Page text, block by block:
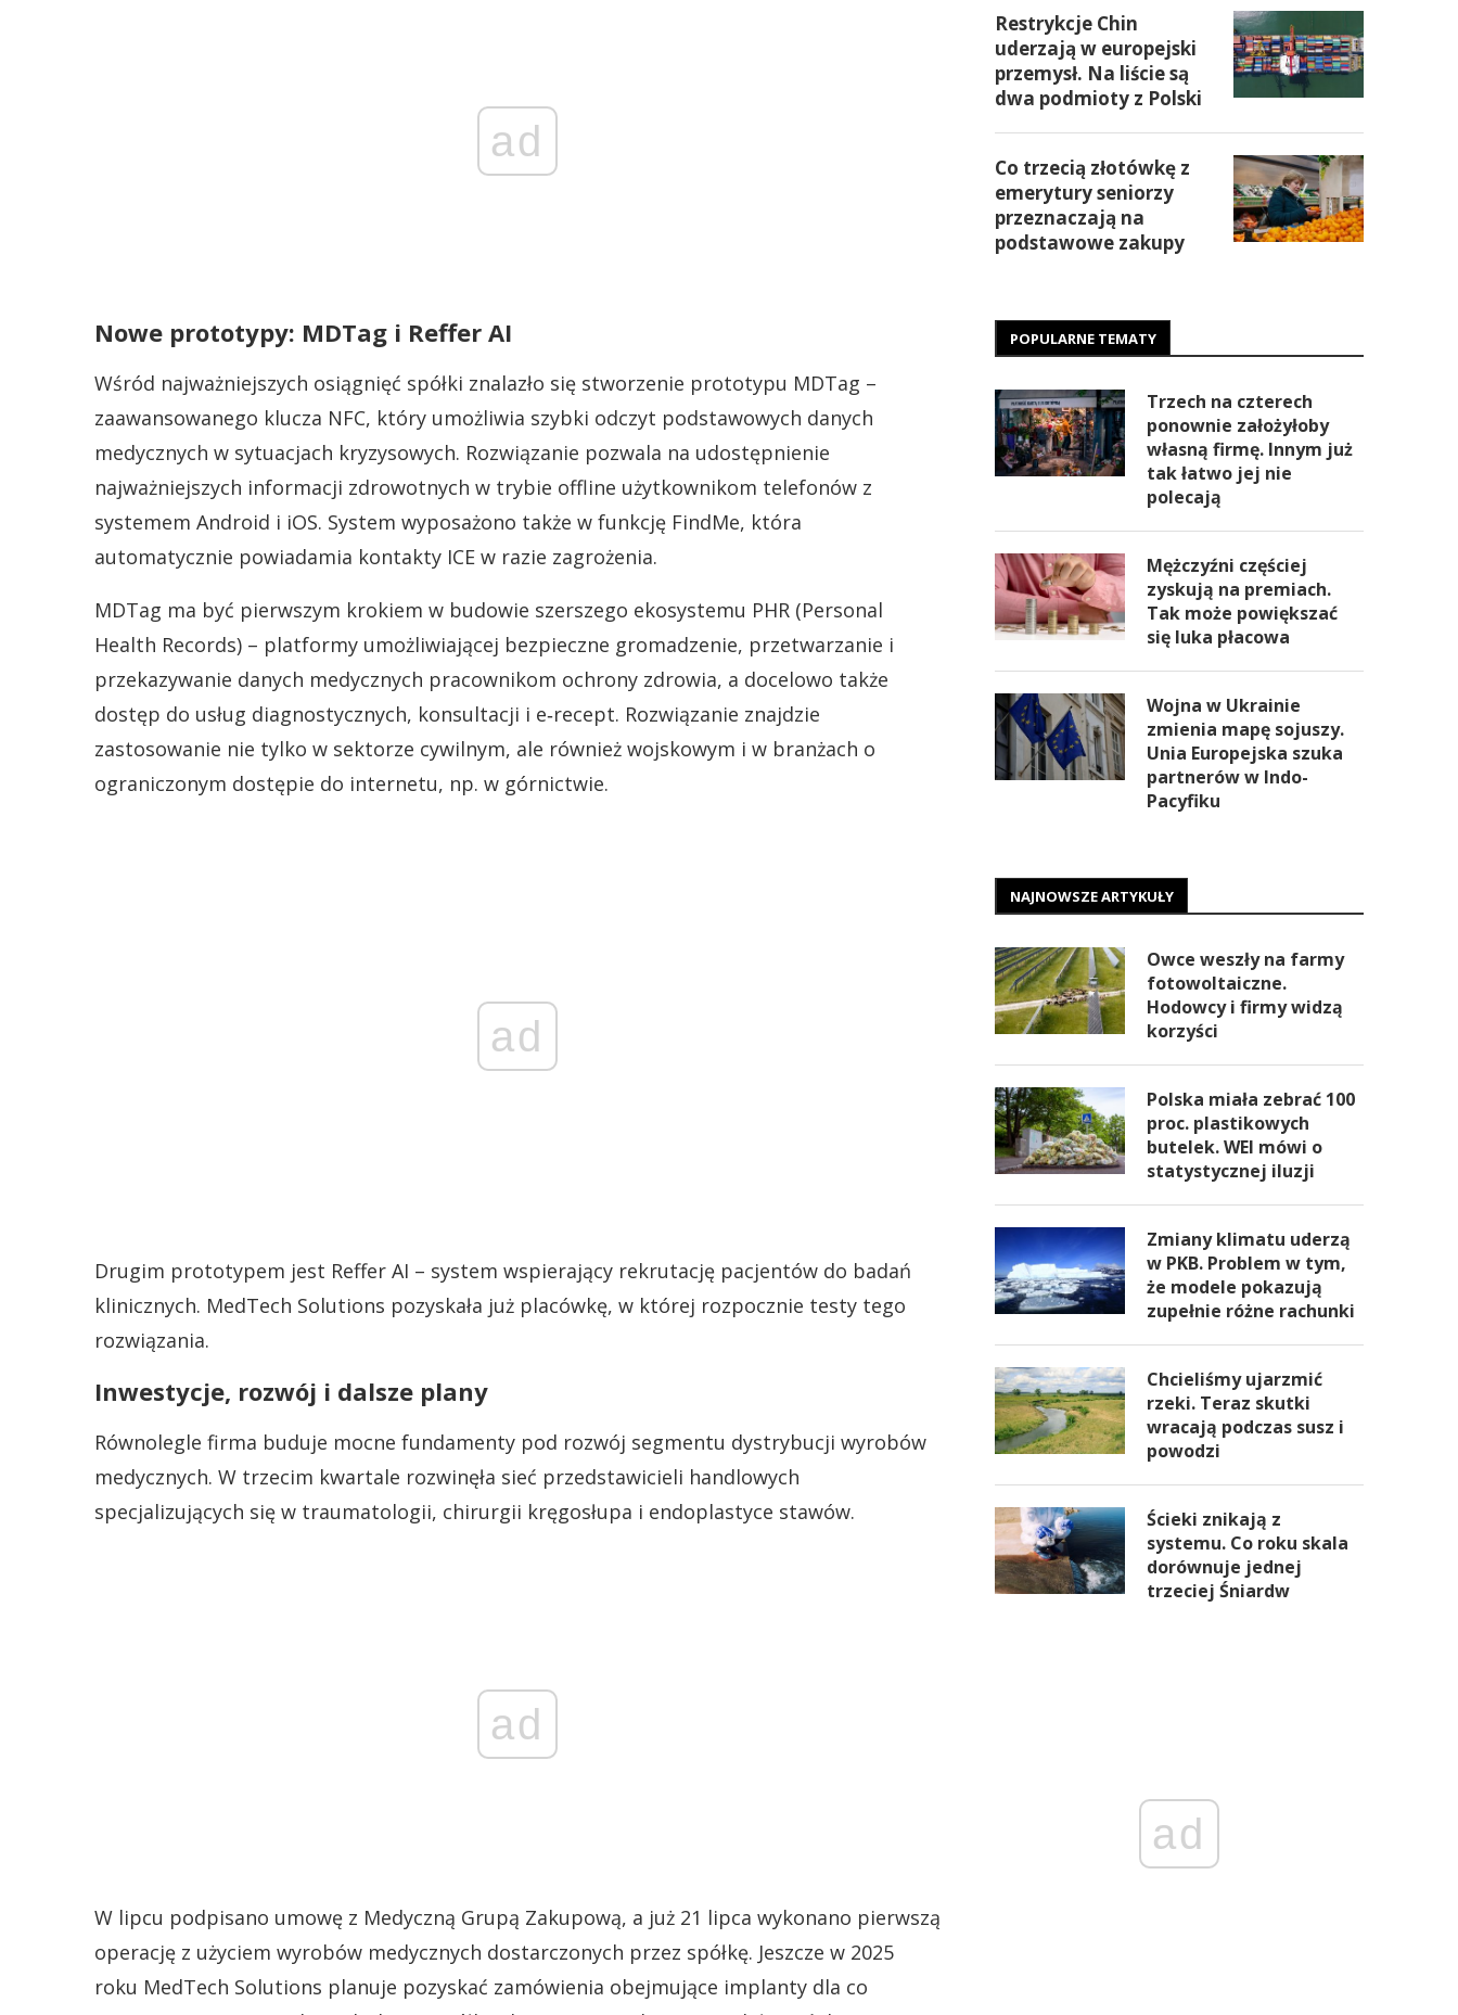
ad
Nowe prototypy: MDTag i Reffer AI
Wśród najważniejszych osiągnięć spółki znalazło się stworzenie prototypu MDTag –
zaawansowanego klucza NFC, który umożliwia szybki odczyt podstawowych danych
medycznych w sytuacjach kryzysowych. Rozwiązanie pozwala na udostępnienie
najważniejszych informacji zdrowotnych w trybie offline użytkownikom telefonów z
systemem Android i iOS. System wyposażono także w funkcję FindMe, która
automatycznie powiadamia kontakty ICE w razie zagrożenia.
MDTag ma być pierwszym krokiem w budowie szerszego ekosystemu PHR (Personal
Health Records) – platformy umożliwiającej bezpieczne gromadzenie, przetwarzanie i
przekazywanie danych medycznych pracownikom ochrony zdrowia, a docelowo także
dostęp do usług diagnostycznych, konsultacji i e‑recept. Rozwiązanie znajdzie
zastosowanie nie tylko w sektorze cywilnym, ale również wojskowym i w branżach o
ograniczonym dostępie do internetu, np. w górnictwie.
ad
Drugim prototypem jest Reffer AI – system wspierający rekrutację pacjentów do badań
klinicznych. MedTech Solutions pozyskała już placówkę, w której rozpocznie testy tego
rozwiązania.
Inwestycje, rozwój i dalsze plany
Równolegle firma buduje mocne fundamenty pod rozwój segmentu dystrybucji wyrobów
medycznych. W trzecim kwartale rozwinęła sieć przedstawicieli handlowych
specjalizujących się w traumatologii, chirurgii kręgosłupa i endoplastyce stawów.
ad
W lipcu podpisano umowę z Medyczną Grupą Zakupową, a już 21 lipca wykonano pierwszą
operację z użyciem wyrobów medycznych dostarczonych przez spółkę. Jeszcze w 2025
roku MedTech Solutions planuje pozyskać zamówienia obejmujące implanty dla co
Restrykcje Chin
uderzają w europejski
przemysł. Na liście są
dwa podmioty z Polski
Co trzecią złotówkę z
emerytury seniorzy
przeznaczają na
podstawowe zakupy
POPULARNE TEMATY
Trzech na czterech
ponownie założyłoby
własną firmę. Innym już
tak łatwo jej nie
polecają
Mężczyźni częściej
zyskują na premiach.
Tak może powiększać
się luka płacowa
Wojna w Ukrainie
zmienia mapę sojuszy.
Unia Europejska szuka
partnerów w Indo-
Pacyfiku
NAJNOWSZE ARTYKUŁY
Owce weszły na farmy
fotowoltaiczne.
Hodowcy i firmy widzą
korzyści
Polska miała zebrać 100
proc. plastikowych
butelek. WEI mówi o
statystycznej iluzji
Zmiany klimatu uderzą
w PKB. Problem w tym,
że modele pokazują
zupełnie różne rachunki
Chcieliśmy ujarzmić
rzeki. Teraz skutki
wracają podczas susz i
powodzi
Ścieki znikają z
systemu. Co roku skala
dorównuje jednej
trzeciej Śniardw
ad